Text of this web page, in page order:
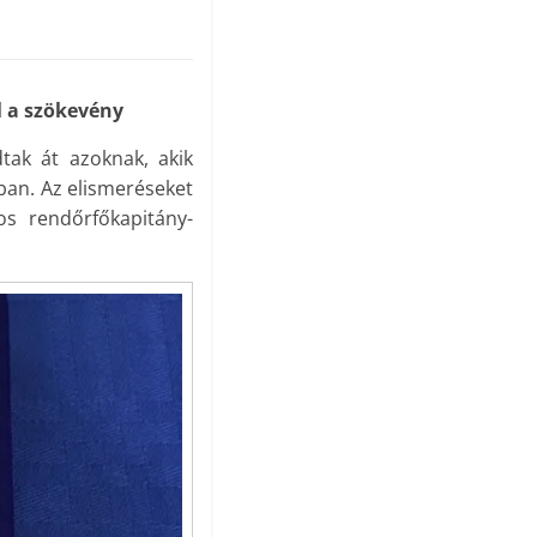
szökevény
át azoknak, akik
Az elismeréseket
rendőrfőkapitány-